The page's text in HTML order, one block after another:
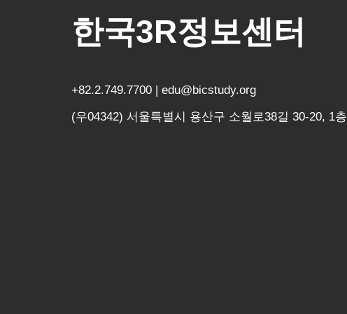
한국3R정보센터
+82.2.749.7700 | edu@bicstudy.org
(우04342) 서울특별시 용산구 소월로38길 30-20, 1층